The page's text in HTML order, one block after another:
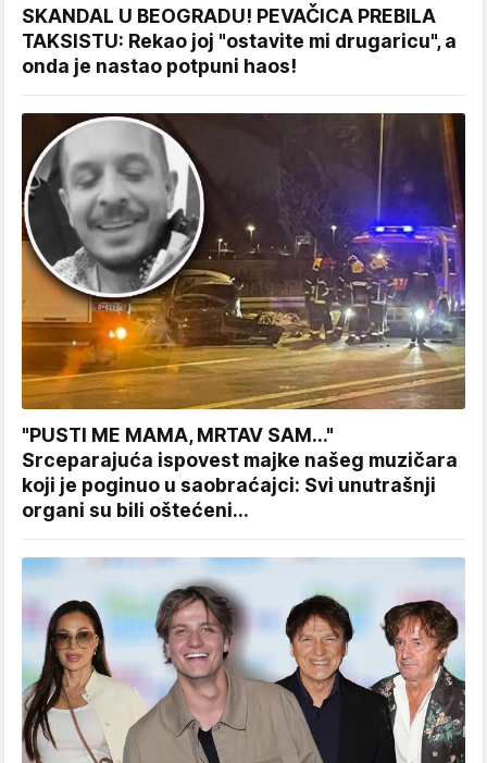
SKANDAL U BEOGRADU! PEVAČICA PREBILA
TAKSISTU: Rekao joj "ostavite mi drugaricu", a
onda je nastao potpuni haos!
"PUSTI ME MAMA, MRTAV SAM..."
Srceparajuća ispovest majke našeg muzičara
koji je poginuo u saobraćajci: Svi unutrašnji
organi su bili oštećeni...